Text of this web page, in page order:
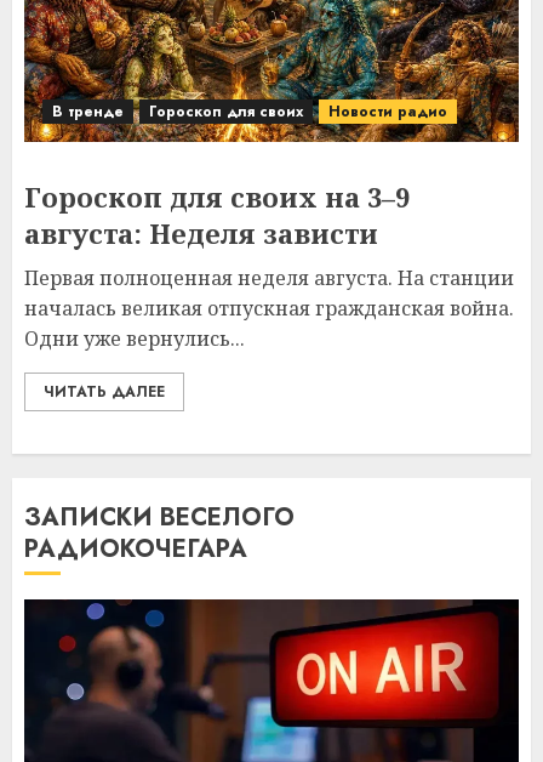
В тренде Гороскоп для своих Новости радио
Гороскоп для своих на 3–9
августа: Неделя зависти
Первая полноценная неделя августа. На станции
началась великая отпускная гражданская война.
Одни уже вернулись...
ЧИТАТЬ ДАЛЕЕ
ЗАПИСКИ ВЕСЕЛОГО
РАДИОКОЧЕГАРА